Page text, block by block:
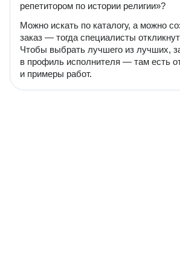
репетитором по истории религии»?
Можно искать по каталогу, а можно
заказ — тогда специалисты
Чтобы выбрать лучшего из лучших,
в профиль исполнителя — там есть
и примеры работ.